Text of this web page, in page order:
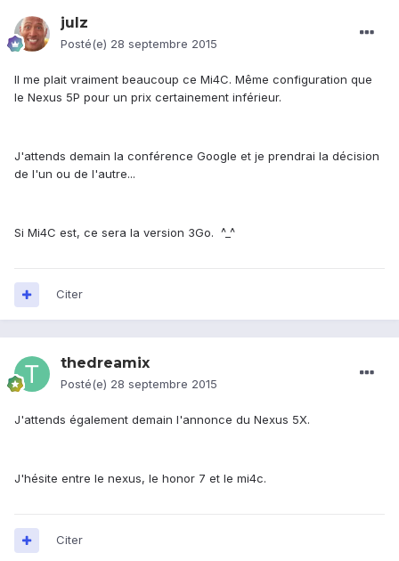
julz
Posté(e) 28 septembre 2015
Il me plait vraiment beaucoup ce Mi4C. Même configuration que
le Nexus 5P pour un prix certainement inférieur.
J'attends demain la conférence Google et je prendrai la décision
de l'un ou de l'autre...
Si Mi4C est, ce sera la version 3Go. ^_^
Citer
thedreamix
Posté(e) 28 septembre 2015
J'attends également demain l'annonce du Nexus 5X.
J'hésite entre le nexus, le honor 7 et le mi4c.
Citer